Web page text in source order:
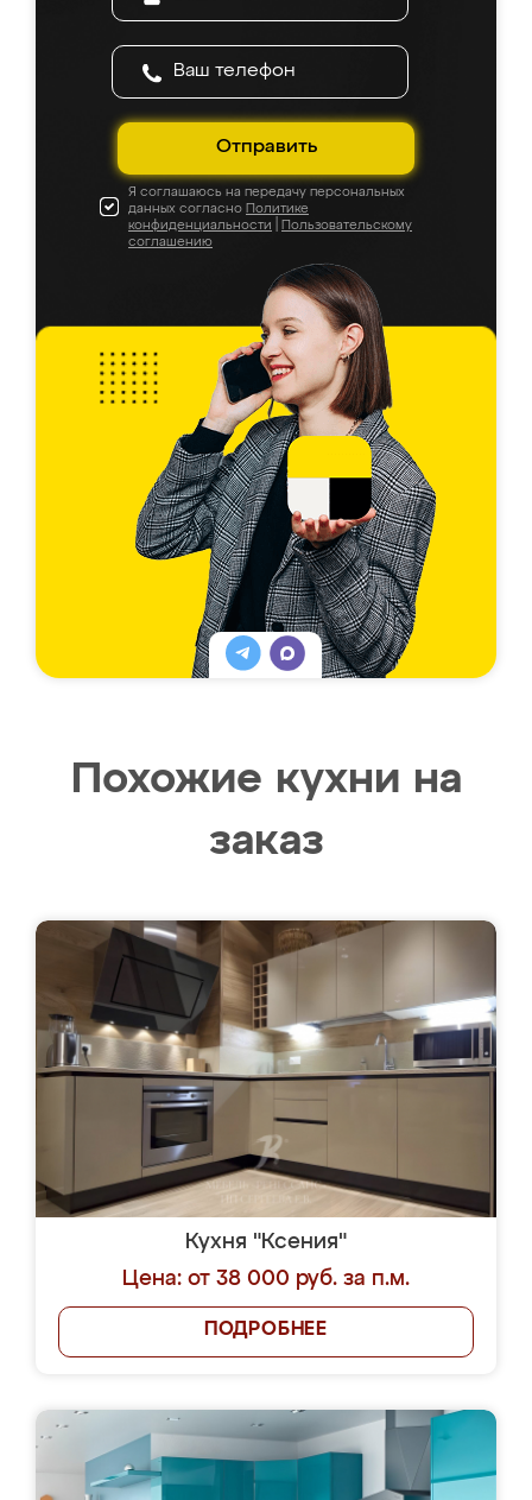
Отправить
Я соглашаюсь на передачу персональных
данных согласно Политике
конфиденциальности
Пользовательскому
соглашению
Похожие кухни на
заказ
Кухня "Ксения"
Цена: от 38 000 руб. за п.м.
ПОДРОБНЕЕ